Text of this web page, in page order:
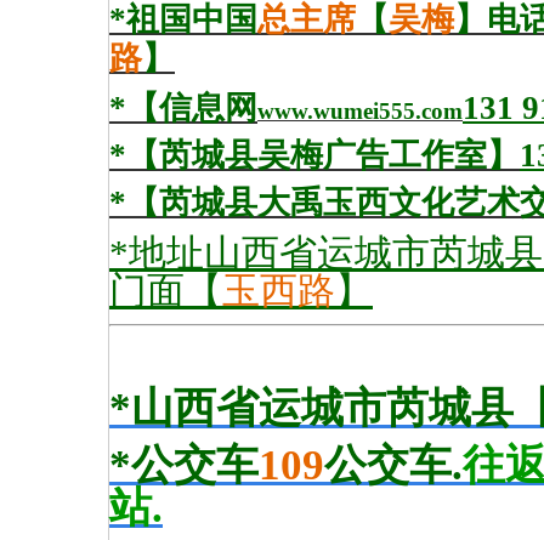
*祖国中国总主席 【吴梅】电
路】
*【信息网www.wumei555.com131
*【芮城县吴梅广告工作室】
*【芮城县大禹玉西文化艺术
*地址山西省运城市芮城
门面 【玉西路】
*山西省运城市芮城县
*公交车109公交车.往
站.